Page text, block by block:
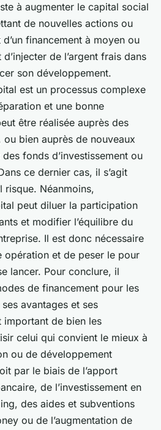
à augmenter le capital social
de nouvelles actions ou
financement à moyen ou
de l’argent frais dans
son développement.
est un processus complexe
et une bonne
être réalisée auprès des
bien auprès de nouveaux
fonds d’investissement ou
ce dernier cas, il s’agit
risque. Néanmoins,
peut diluer la participation
et modifier l’équilibre du
Il est donc nécessaire
opération et de peser le pour
lancer. Pour conclure, il
de financement pour les
avantages et ses
important de bien les
celui qui convient le mieux à
ou de développement
par le biais de l’apport
de l’investissement en
des aides et subventions
ou de l’augmentation de